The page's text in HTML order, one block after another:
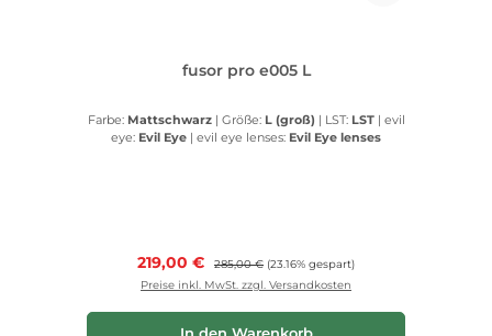
fusor pro e005 L
Farbe: Mattschwarz | Größe: L (groß) | LST: LST |
eye: Evil Eye | evil eye lenses: Evil Eye lenses
Verkaufspreis:
219,00 € Regulärer Preis:
285,00 € (23.16% gespart)
Preise inkl. MwSt. zzgl. Versandkosten